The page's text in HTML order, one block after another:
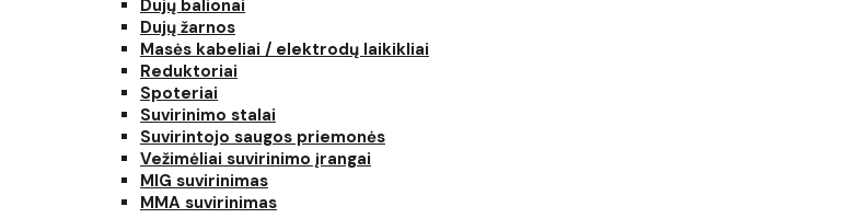
Dujų balionai
Dujų žarnos
Masės kabeliai / elektrodų laikikliai
Reduktoriai
Spoteriai
Suvirinimo stalai
Suvirintojo saugos priemonės
Vežimėliai suvirinimo įrangai
MIG suvirinimas
MMA suvirinimas